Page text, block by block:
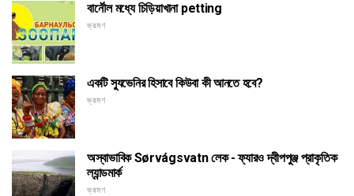
বার্নৌল মধ্যে চিড়িয়াখানা petting
ভ্রমণ
একটি স্যুভেনির হিসাবে কিউবা কী আনতে হবে?
ভ্রমণ
অস্বাভাবিক Sørvágsvatn লেক - ফ্যারও দ্বীপপুঞ্জ প্রাকৃতিক
ল্যান্ডমার্ক
ভ্রমণ